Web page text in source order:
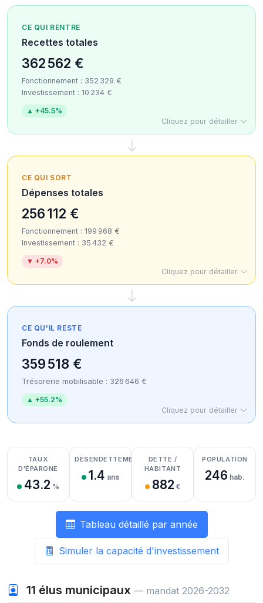
CE QUI RENTRE
Recettes totales
362 562 €
Fonctionnement : 352 329 €
Investissement : 10 234 €
▲ +45.5%
Cliquez pour détailler
CE QUI SORT
Dépenses totales
256 112 €
Fonctionnement : 199 968 €
Investissement : 35 432 €
▼ +7.0%
Cliquez pour détailler
CE QU'IL RESTE
Fonds de roulement
359 518 €
Trésorerie mobilisable : 326 646 €
▲ +55.2%
Cliquez pour détailler
Détail des recettes
Détail des dépenses
Détail de la trésorerie
TAUX
D'ÉPARGNE
43.2 %
DÉSENDETTEMENT
1.4 ans
DETTE /
HABITANT
882 €
POPULATION
246 hab.
Tableau détaillé par année
Simuler la capacité d'investissement
11 élus municipaux — mandat 2026-2032